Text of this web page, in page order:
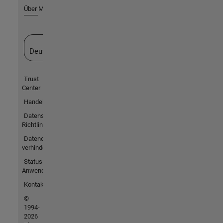
Über MathWorks
Deutschland
Trust
Center
Handelsmarken
Datenschutz-
Richtlinien
Datendiebstahl
verhindern
Status von
Anwendungen
Kontakt
©
1994-
2026